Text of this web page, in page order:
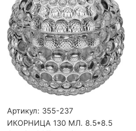
Артикул: 355-237
ИКОРНИЦА 130 МЛ. 8.5*8.5